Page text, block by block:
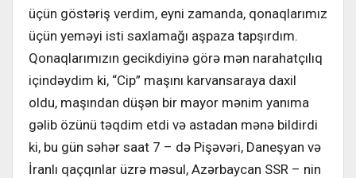
üçün göstəriş verdim, eyni zamanda, qonaqlarımız
üçün yeməyi isti saxlamağı aşpaza tapşırdım.
Qonaqlarımızın gecikdiyinə görə mən narahatçılıq
içindəydim ki, “Cip” maşını karvansaraya daxil
oldu, maşından düşən bir mayor mənim yanıma
gəlib özünü təqdim etdi və astadan mənə bildirdi
ki, bu gün səhər saat 7 – də Pişəvəri, Daneşyan və
İranlı qaçqınlar üzrə məsul, Azərbaycan SSR – nin